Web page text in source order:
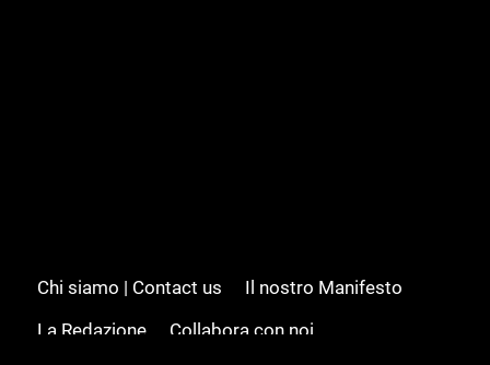
Chi siamo | Contact us
Il nostro Manifesto
La Redazione
Collabora con noi